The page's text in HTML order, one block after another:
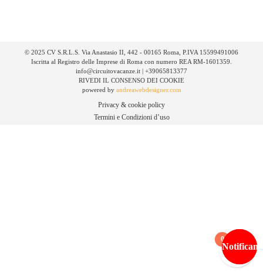
© 2025 CV S.R.L.S. Via Anastasio II, 442 - 00165 Roma, P.IVA 15599491006
Iscritta al Registro delle Imprese di Roma con numero REA RM-1601359.
info@circuitovacanze.it | +39065813377
RIVEDI IL CONSENSO DEI COOKIE
powered by andreawebdesigner.com
Privacy & cookie policy
Termini e Condizioni d’uso
0
Notificami
Notificami